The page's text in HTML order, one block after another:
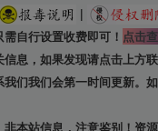
|
自行设置收费即可！ 点击
息，如果发现请点击上方
们我们会第一时间更新。
非本站信息，注意鉴别！资